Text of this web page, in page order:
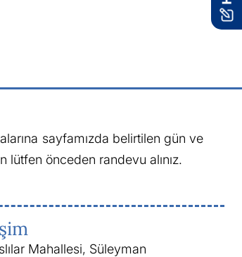
sayfamızda belirtilen gün ve
lütfen önceden randevu alınız.
Mahallesi, Süleyman